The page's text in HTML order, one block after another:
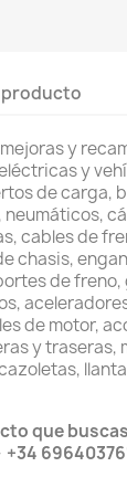
producto
y
y
de carga,
cables de
chasis,
de
de motor,
y traseras,
que